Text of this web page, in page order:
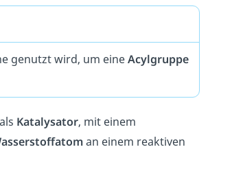
genutzt wird, um eineAcylgruppe
als Katalysator, mit einem
an einem reaktiven